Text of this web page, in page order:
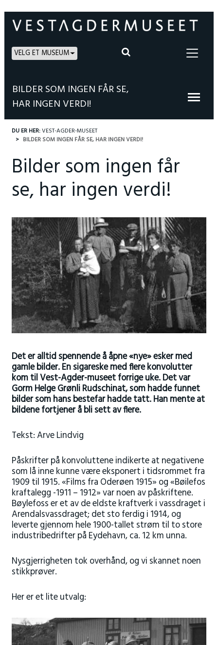
VELG ET MUSEUM
BILDER SOM INGEN FÅR SE,
HAR INGEN VERDI!
DU ER HER:VEST-AGDER-MUSEET
BILDER SOM INGEN FÅR SE, HAR INGEN VERDI!
Bilder som ingen får
se, har ingen verdi!
Det er alltid spennende å åpne «nye» esker med
gamle bilder. En sigareske med flere konvolutter
kom til Vest-Agder-museet forrige uke. Det var
Gorm Helge Grønli Rudschinat, som hadde funnet
bilder som hans bestefar hadde tatt. Han mente at
bildene fortjener å bli sett av flere.
Tekst: Arve Lindvig
Påskrifter på konvoluttene indikerte at negativene
som lå inne kunne være eksponert i tidsrommet fra
1909 til 1915. «Films fra Oderøen 1915» og «Bøilefos
kraftalegg -1911 – 1912» var noen av påskriftene.
Bøylefoss er et av de eldste kraftverk i vassdraget i
Arendalsvassdraget; det sto ferdig i 1914, og
leverte gjennom hele 1900-tallet strøm til to store
industribedrifter på Eydehavn, ca. 12 km unna.
Nysgjerrigheten tok overhånd, og vi skannet noen
stikkprøver.
Her er et lite utvalg: